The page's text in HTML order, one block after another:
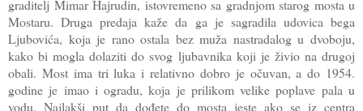
graditelj Mimar Hajrudin, istovremeno sa gradnjom starog mosta u
Mostaru. Druga predaja kaže da ga je sagradila udovica bega
Ljubovića, koja je rano ostala bez muža nastradalog u dvoboju,
kako bi mogla dolaziti do svog ljubavnika koji je živio na drugoj
obali. Most ima tri luka i relativno dobro je očuvan, a do 1954.
godine je imao i ogradu, koja je prilikom velike poplave pala u
vodu. Najlakši put da dođete do mosta jeste ako se iz centra